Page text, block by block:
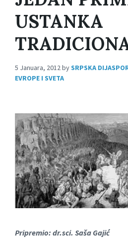
USTANKA
5 Januara, 2012bySRPSKA
EVROPE I SVETA
Pripremio: dr.sci. Saša Gajić